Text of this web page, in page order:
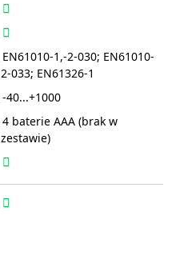
EN61010-1,-2-030; EN61010-
2-033; EN61326-1
-40...+1000
4 baterie AAA (brak w
zestawie)